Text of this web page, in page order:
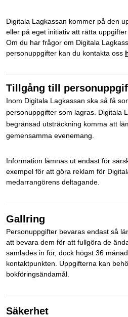
Digitala Lagkassan kommer på den
eller på eget initiativ att rätta
Om du har frågor om Digitala
personuppgifter kan du kontakta oss
Tillgång till
Inom Digitala Lagkassan ska så få
personuppgifter som lagras. Digitala
begränsad utsträckning komma att
gemensamma evenemang.
Information lämnas ut endast för
exempel för att göra reklam för
medarrangörens deltagande.
Gallring
Personuppgifter bevaras endast så
att bevara dem för att fullgöra de
samlades in för, dock högst 36
kontaktpunkten. Uppgifterna kan
bokföringsändamål.
Säkerhet